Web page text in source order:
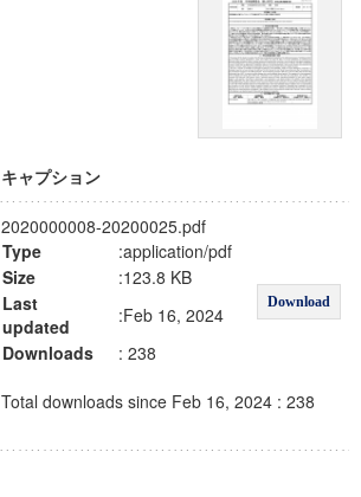
キャプション
2020000008-20200025.pdf
Type
:application/pdf
Download
Size
:123.8 KB
Last
updated
:Feb 16, 2024
Downloads
: 238
Total downloads since Feb 16, 2024 : 238